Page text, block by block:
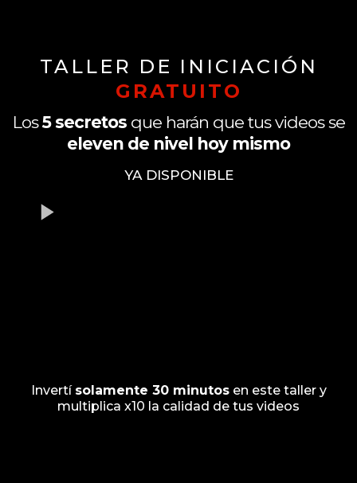
TALLER DE INICIACIÓN
GRATUITO
Los5 secretosque harán que tus videos se
eleven de nivel hoy mismo
YA DISPONIBLE
Invertí solamente 30 minutosen este taller y
multiplica x10 la calidad de tus videos